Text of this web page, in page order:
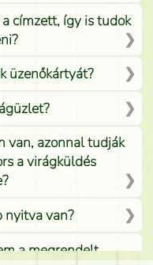
címzett, így is tudok
üzenőkártyát?
van, azonnal tudják
a virágküldés
van?
a megrendelt